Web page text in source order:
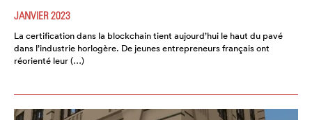
JANVIER 2023
La certification dans la blockchain tient aujourd’hui le haut du pavé
dans l’industrie horlogère. De jeunes entrepreneurs français ont
réorienté leur (…)